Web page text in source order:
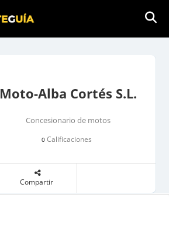
Moto-Alba Cortés S.L.
Concesionario de motos
0Calificaciones
Compartir